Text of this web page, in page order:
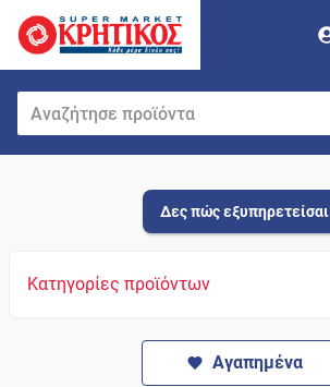
Δες πώς εξυπηρετείσαι
Κατηγορίες προϊόντων
Αγαπημένα